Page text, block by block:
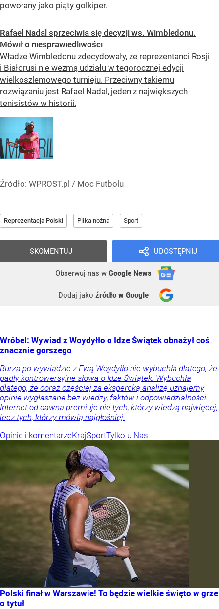
powołany jako piąty golkiper.
Rafael Nadal sprzeciwia się decyzji ws. Wimbledonu.
Mówił o niesprawiedliwości
Władze Wimbledonu zdecydowały, że reprezentanci Rosji
i Białorusi nie wezmą udziału w tegorocznej edycji
wielkoszlemowego turnieju. Przeciwny takiemu
rozwiązaniu jest Rafael Nadal, jeden z największych
tenisistów w historii.
Źródło: WPROST.pl / Moc Futbolu
Reprezentacja Polski Piłka nożna Sport
UDOSTĘPNIJ
Obserwuj nas w Google News
Dodaj jako źródło w Google
SKOMENTUJ
Wróbel: Wywiad z Woydyłło o Idze Świątek obnażył coś
znacznie gorszego
Burza po wywiadzie z Ewą Woydyłło nie wybuchła dlatego, że
padły kontrowersyjne słowa o Idze Świątek. Wybuchła
dlatego, że coraz częściej za ekspercką analizę uznajemy
opinie wygłaszane bez wiedzy, faktów i odpowiedzialności.
Internet od dawna premiuje nie tych, którzy wiedzą najwięcej,
lecz tych, którzy mówią najgłośniej.
Opinie i komentarzeKrajSportTylko u Nas
Polski finał w Warszawie! To będzie wielkie święto w grze
o tytuł